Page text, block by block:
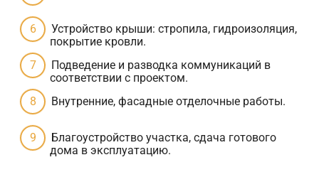
Устройство крыши: стропила, гидроизоляция,
покрытие кровли.
Подведение и разводка коммуникаций в
соответствии с проектом.
Внутренние, фасадные отделочные работы.
Благоустройство участка, сдача готового
дома в эксплуатацию.